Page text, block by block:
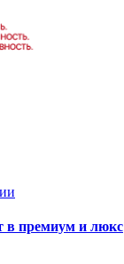
в премиум и люкс